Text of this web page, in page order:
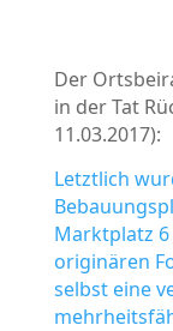
Der
in der Tat
11.03.2017):
Letztlich
Marktplatz 6
originären
selbst eine